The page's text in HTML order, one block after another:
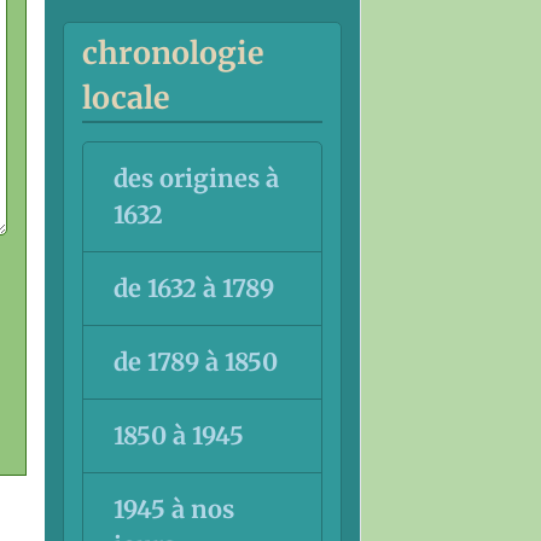
chronologie
locale
des origines à
1632
de 1632 à 1789
de 1789 à 1850
1850 à 1945
1945 à nos